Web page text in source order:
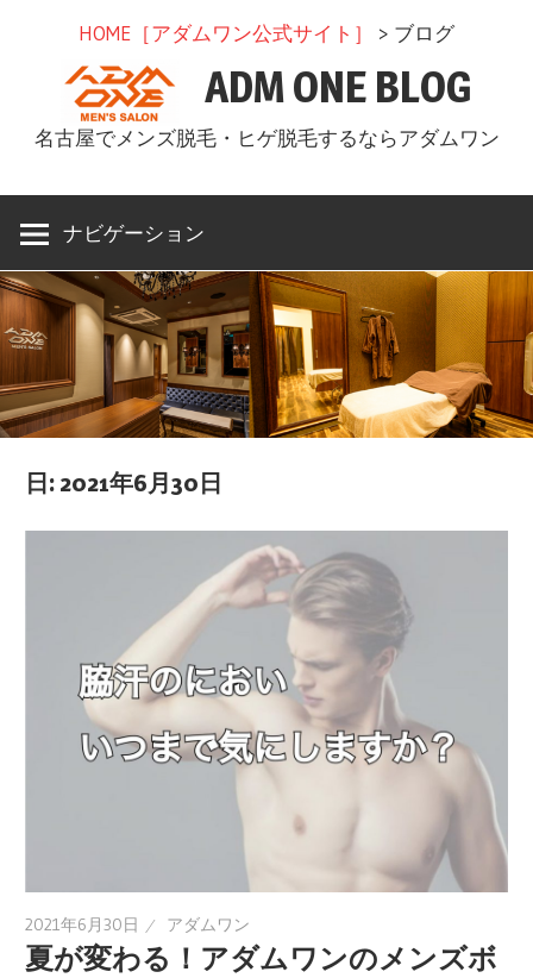
へ
ッ
プ
HOME［アダムワン公式サイト］ > ブログ
ADM ONE BLOG
名古屋でメンズ脱毛・ヒゲ脱毛するならアダムワン
ナビゲーション
日: 2021年6月30日
2021年6月30日 アダムワン
夏が変わる！アダムワンのメンズボ